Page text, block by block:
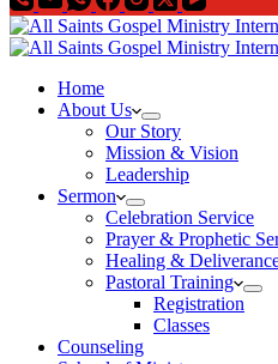
Home
About Us
Our Story
Mission & Vision
Leadership
Sermon
Celebration Service
Prayer & Prophetic
Healing &
Pastoral Training
Registration
Classes
Counseling